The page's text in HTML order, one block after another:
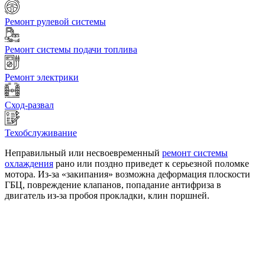
Ремонт рулевой системы
Ремонт системы подачи топлива
Ремонт электрики
Сход-развал
Техобслуживание
Неправильный или несвоевременный ремонт системы
охлаждения рано или поздно приведет к серьезной поломке
мотора. Из-за «закипания» возможна деформация плоскости
ГБЦ, повреждение клапанов, попадание антифриза в
двигатель из-за пробоя прокладки, клин поршней.